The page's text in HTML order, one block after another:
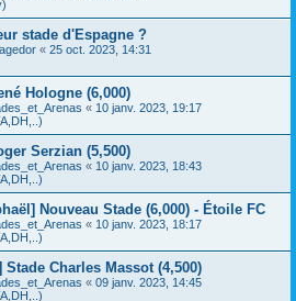
stade d'Espagne ?
« 25 oct. 2023, 14:31
Hologne (6,000)
« 10 janv. 2023, 19:17
Serzian (5,500)
« 10 janv. 2023, 18:43
Nouveau Stade (6,000) - Étoile FC
« 10 janv. 2023, 18:17
Stade Charles Massot (4,500)
« 09 janv. 2023, 14:45